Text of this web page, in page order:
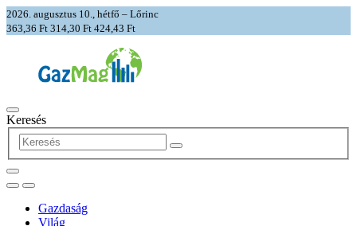
2026. augusztus 10., hétfő – Lőrinc
363,36 Ft 314,30 Ft 424,43 Ft
Keresés
Gazdaság
Világ